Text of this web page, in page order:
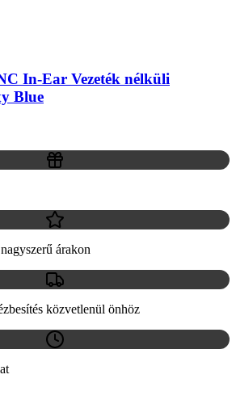
In-Ear Vezeték nélküli
Blue
árakon
közvetlenül önhöz